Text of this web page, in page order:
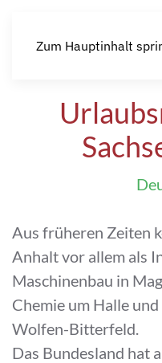
Zum Hauptinhalt
Aus früheren Zeiten
Anhalt vor allem als
Maschinenbau in
Chemie um Halle
Wolfen-Bitterfeld.
Das Bundesland hat